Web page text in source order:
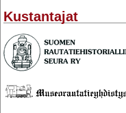
Kustantajat